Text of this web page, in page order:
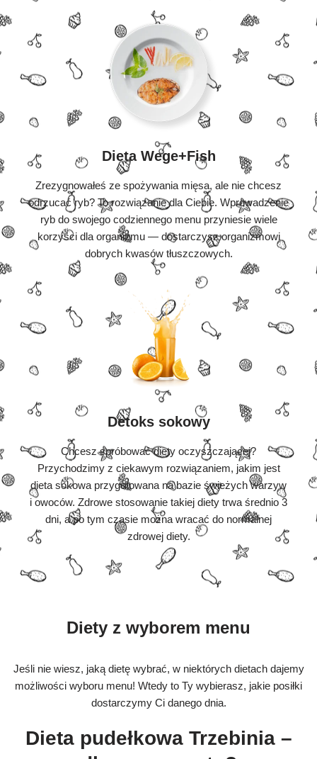
Dieta Wege+Fish
Zrezygnowałeś ze spożywania mięsa, ale nie chcesz
odrzucać ryb? To rozwiązanie dla Ciebie. Wprowadzenie
ryb do swojego codziennego menu przyniesie wiele
korzyści dla organizmu — dostarczysz organizmowi
dobrych kwasów tłuszczowych.
Detoks sokowy
Chcesz spróbować diety oczyszczającej?
Przychodzimy z ciekawym rozwiązaniem, jakim jest
dieta sokowa przygotowana na bazie świeżych warzyw
i owoców. Zdrowe stosowanie takiej diety trwa średnio 3
dni, a po tym czasie można wracać do normalnej
zdrowej diety.
Diety z wyborem menu
Jeśli nie wiesz, jaką dietę wybrać, w niektórych dietach dajemy
możliwości wyboru menu! Wtedy to Ty wybierasz, jakie posiłki
dostarczymy Ci danego dnia.
Dieta pudełkowa Trzebinia –